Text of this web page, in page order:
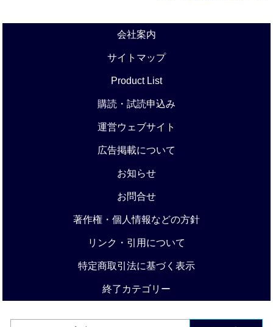
会社案内
サイトマップ
Product List
購読・試読申込み
運営ウェブサイト
広告掲載について
お知らせ
お問合せ
著作権・個人情報などの方針
リンク・引用について
特定商取引法に基づく表示
終了カテゴリー